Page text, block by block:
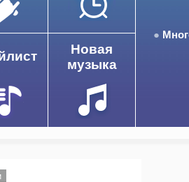
Новая
музыка